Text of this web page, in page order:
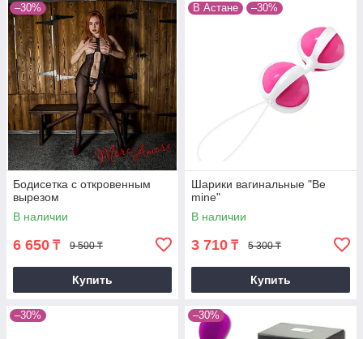
–30%
Бодисетка с откровенным
вырезом
В наличии
6 650 ₸ 9 500 ₸
Купить
В Астане –30%
Шарики вагинальные "Be
mine"
В наличии
3 710 ₸ 5 300 ₸
Купить
–30% –30%